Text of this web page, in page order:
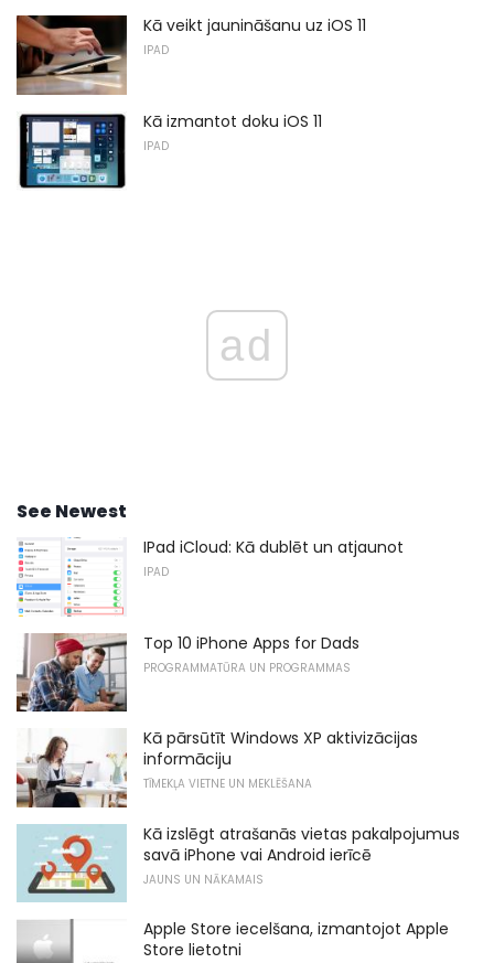
Kā veikt jaunināšanu uz iOS 11
IPAD
Kā izmantot doku iOS 11
IPAD
ad
See Newest
IPad iCloud: Kā dublēt un atjaunot
IPAD
Top 10 iPhone Apps for Dads
PROGRAMMATŪRA UN PROGRAMMAS
Kā pārsūtīt Windows XP aktivizācijas
informāciju
TĪMEKĻA VIETNE UN MEKLĒŠANA
Kā izslēgt atrašanās vietas pakalpojumus
savā iPhone vai Android ierīcē
JAUNS UN NĀKAMAIS
Apple Store iecelšana, izmantojot Apple
Store lietotni